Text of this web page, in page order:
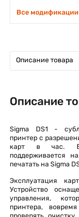
Все модификации
Описание товара
Описание
Sigma DS1 -
принтер с
карт в час.
поддерживается
печатать на Sigma
Эксплуатация
Устройство
управления,
принтера,